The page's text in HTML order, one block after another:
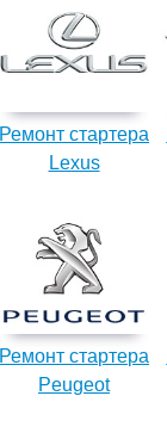
Ремонт стартера
Lexus
Ремонт стартера
Peugeot